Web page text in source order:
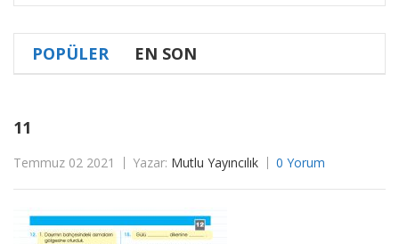
POPÜLER EN SON
11
Temmuz 02 2021 Yazar: Mutlu Yayıncılık 0 Yorum